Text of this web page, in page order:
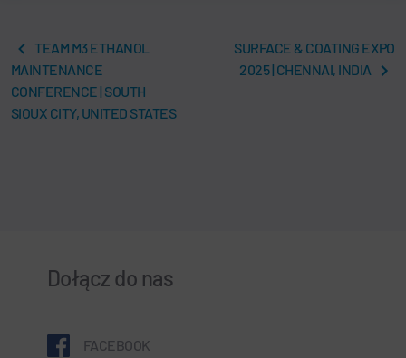
TEAM M3 ETHANOL
MAINTENANCE
CONFERENCE | SOUTH
SIOUX CITY, UNITED STATES
SURFACE & COATING EXPO
2025 | CHENNAI, INDIA
Dołącz do nas
FACEBOOK